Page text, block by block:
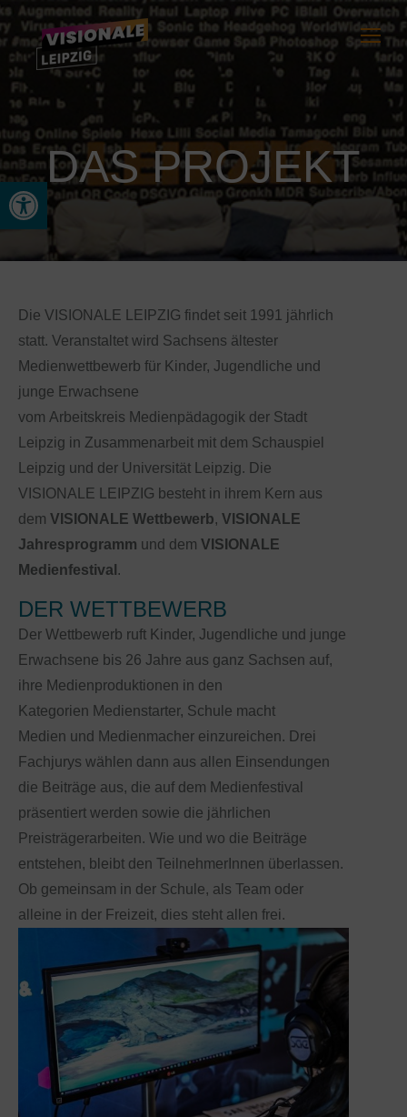
Werkzeugleiste öffnen
DAS PROJEKT
Die VISIONALE LEIPZIG findet seit 1991 jährlich
statt. Veranstaltet wird Sachsens ältester
Medienwettbewerb für Kinder, Jugendliche und
junge Erwachsene
vom Arbeitskreis Medienpädagogik der Stadt
Leipzig in Zusammenarbeit mit dem Schauspiel
Leipzig und der Universität Leipzig. Die
VISIONALE LEIPZIG besteht in ihrem Kern aus
dem VISIONALE Wettbewerb, VISIONALE
Jahresprogramm und dem VISIONALE
Medienfestival .
DER WETTBEWERB
Der Wettbewerb ruft Kinder, Jugendliche und junge
Erwachsene bis 26 Jahre aus ganz Sachsen auf,
ihre Medienproduktionen in den
Kategorien Medienstarter, Schule macht
Medien und Medienmacher einzureichen. Drei
Fachjurys wählen dann aus allen Einsendungen
die Beiträge aus, die auf dem Medienfestival
präsentiert werden sowie die jährlichen
Preisträgerarbeiten. Wie und wo die Beiträge
entstehen, bleibt den TeilnehmerInnen überlassen.
Ob gemeinsam in der Schule, als Team oder
alleine in der Freizeit, dies steht allen frei.